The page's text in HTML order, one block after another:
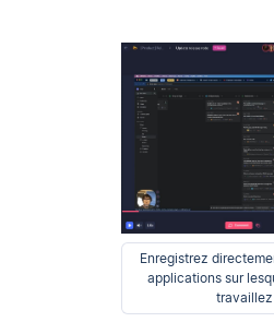
Enregistrez
applications sur
travaillez